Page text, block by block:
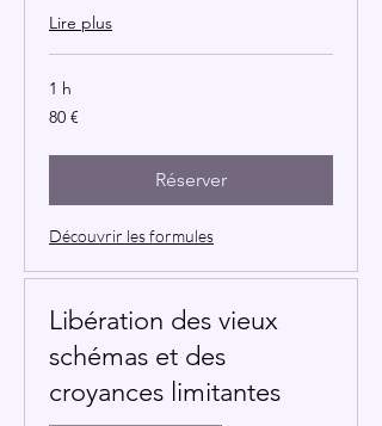
Lire plus
1 h
80
euros
80 €
Réserver
Découvrir les formules
Libération des vieux
schémas et des
croyances limitantes